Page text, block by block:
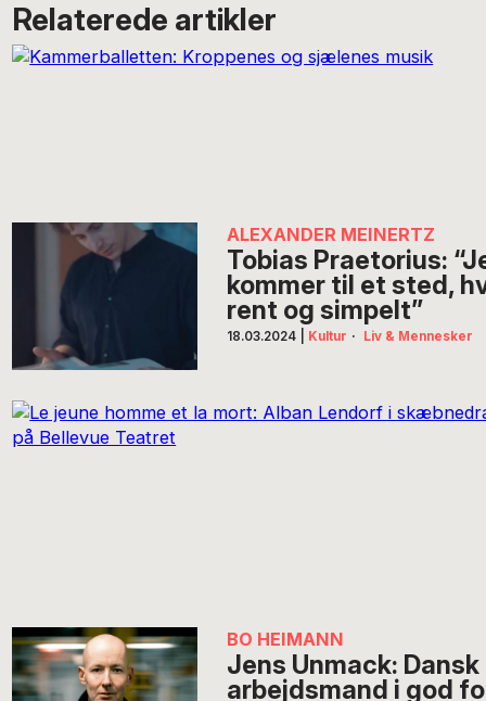
Relaterede artikler
ALEXANDER MEINERTZ
Tobias Praetorius:
kommer til et sted,
rent og simpelt”
18.03.2024 Kultur · Liv & Mennesker
BO HEIMANN
Jens Unmack:
arbejdsmand i god